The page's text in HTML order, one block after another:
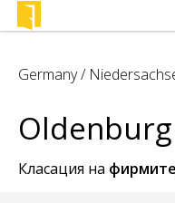
Germany/
Класация на